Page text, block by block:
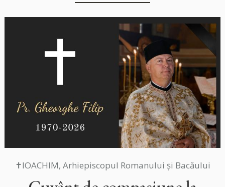
✝IOACHIM, Arhiepiscopul Romanului și Bacăului